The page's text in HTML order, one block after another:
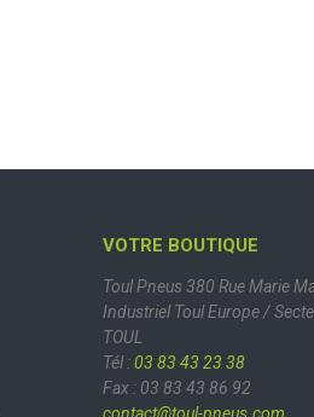
VOTRE BOUTIQUE
Toul Pneus 380 Rue Marie
Industriel Toul Europe /
TOUL
Tél :03 83 43 23 38
Fax : 03 83 43 86 92